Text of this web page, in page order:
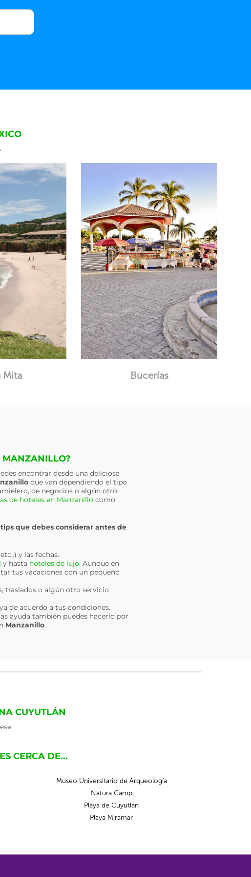
Mita Bucerías
MANZANILLO?
encontrar desde una deliciosa
que van dependiendo el tipo
de negocios o algún otro
de hoteles en Manzanillocomo
que debes considerar antes de
y las fechas.
y hasta hoteles de lujo. Aunque en
tus vacaciones con un pequeño
traslados o algún otro servicio
de acuerdo a tus condiciones.
ayuda también puedes hacerlo por
Manzanillo.
CUYUTLÁN
CERCA DE...
Museo Universitario de Arqueología
Natura Camp
Playa de Cuyutlán
Playa Miramar